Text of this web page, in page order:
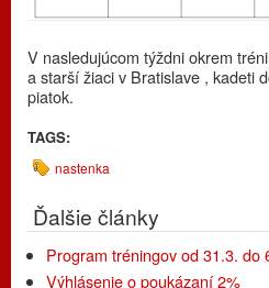
V nasledujúcom týždni okrem
a starší žiaci v Bratislave , kadeti
piatok.
TAGS:
nastenka
Ďalšie články
Program tréningov od 31.3. do
Výhlásenie o poukázaní 2%